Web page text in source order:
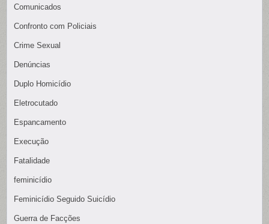
Comunicados
Confronto com Policiais
Crime Sexual
Denúncias
Duplo Homicídio
Eletrocutado
Espancamento
Execução
Fatalidade
feminicídio
Feminicídio Seguido Suicídio
Guerra de Facções